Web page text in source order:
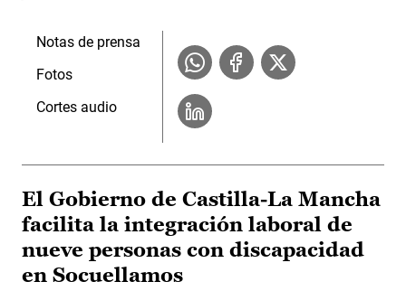
Notas de prensa
Fotos
Cortes audio
El Gobierno de Castilla-La Mancha
facilita la integración laboral de
nueve personas con discapacidad
en Socuellamos